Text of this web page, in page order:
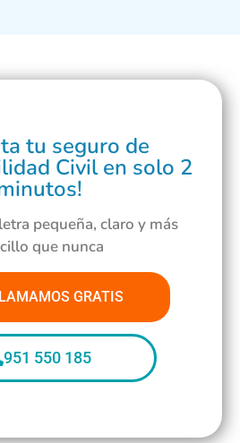
tu seguro de
Civil en solo 2
pequeña, claro y más
que nunca
GRATIS
951 550 185